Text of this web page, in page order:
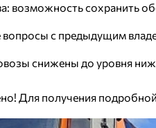
возможность сохранить
вопросы с предыдущим
снижены до уровня
Для получения